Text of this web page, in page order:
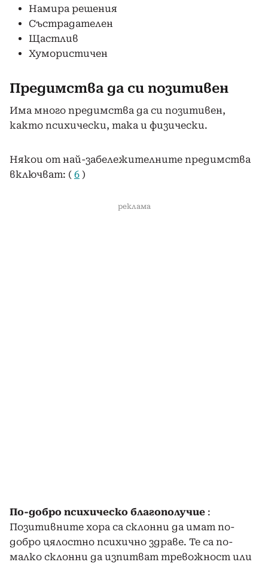
Намира решения
Състрадателен
Щастлив
Хумористичен
Предимства да си позитивен
Има много предимства да си позитивен,
както психически, така и физически.
Някои от най-забележителните предимства
включват: ( 6 )
реклама
По-добро психическо благополучие :
Позитивните хора са склонни да имат по-
добро цялостно психично здраве. Те са по-
малко склонни да изпитват тревожност или